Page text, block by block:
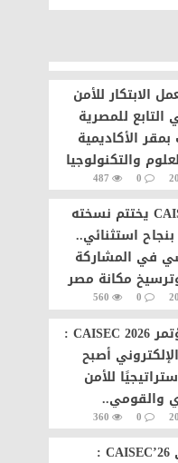
الابتكار للأمن
التابع للمصرية
بمقر الأكاديمية
والتكنولوجيا
0
487
CAISEC 2026 يختتم نسخته
استثنائي..
في المشاركة
مكانة مصر
للأمن
0
560
خبراء بمؤتمر CAISEC 2026 :
أصبح
للأمن
والقومي..
الدولي ضرورة
0
360
خبراء في CAISEC’26 :